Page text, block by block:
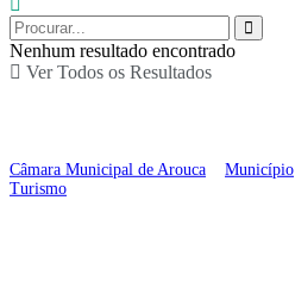
Nenhum resultado encontrado
Ver Todos os Resultados
Câmara Municipal de Arouca Município
Turismo